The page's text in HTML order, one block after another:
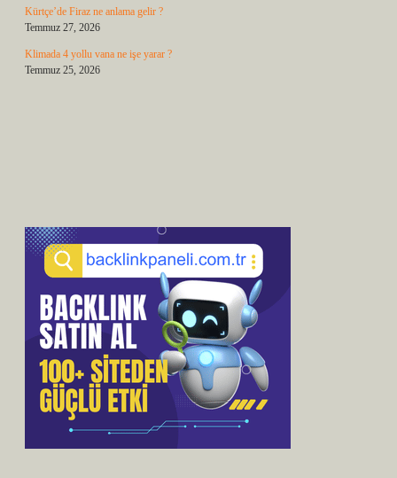
Kürtçe’de Firaz ne anlama gelir ?
Temmuz 27, 2026
Klimada 4 yollu vana ne işe yarar ?
Temmuz 25, 2026